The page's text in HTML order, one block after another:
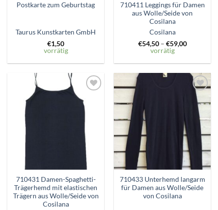
Postkarte zum Geburtstag
Taurus Kunstkarten GmbH
€1,50
vorrätig
710411 Leggings für Damen
aus Wolle/Seide von
Cosilana
Cosilana
€54,50– €59,00
vorrätig
Zum
Wunschzettel
hinzufügen
710431 Damen-Spaghetti-
Trägerhemd mit elastischen
Trägern aus Wolle/Seide von
Cosilana
Wunschzettel
hinzufügen
710433 Unterhemd langarm
für Damen aus Wolle/Seide
von Cosilana